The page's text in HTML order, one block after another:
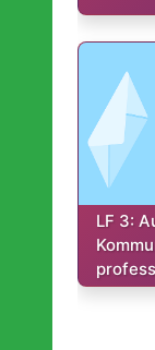
Kurs:
LF 3: